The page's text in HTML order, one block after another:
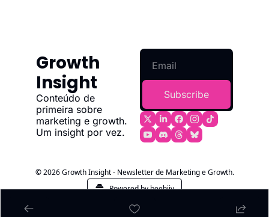
Growth
Insight
Conteúdo de
primeira sobre
marketing e growth.
Um insight por vez.
Subscribe
© 2026 Growth Insight - Newsletter de Marketing e Growth.
Powered by beehiiv